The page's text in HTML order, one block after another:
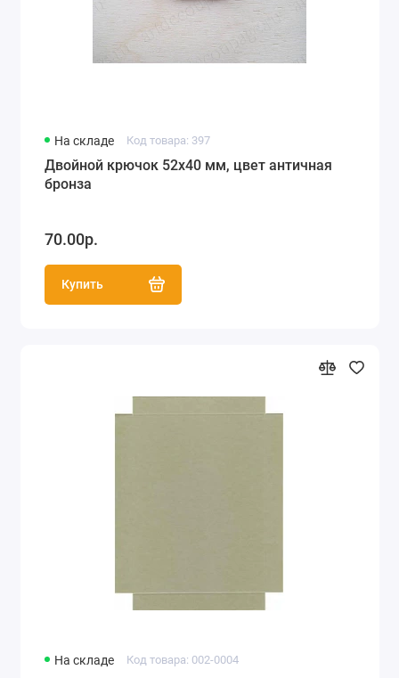
На складе Код товара: 397
Двойной крючок 52х40 мм, цвет античная
бронза
70.00р.
Купить
На складе Код товара: 002-0004